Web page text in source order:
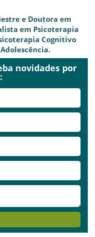
e Doutora em
em Psicoterapia
Cognitivo
e infância.
estacionamento do
(esquina com José de
silvia-
deixe sua avaliação!
novidades por